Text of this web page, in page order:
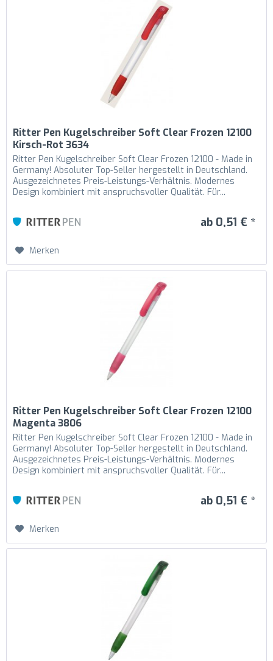
Ritter Pen Kugelschreiber Soft Clear Frozen 12100
Kirsch-Rot 3634
Ritter Pen Kugelschreiber Soft Clear Frozen 12100 - Made in
Germany! Absoluter Top-Seller hergestellt in Deutschland.
Ausgezeichnetes Preis-Leistungs-Verhältnis. Modernes
Design kombiniert mit anspruchsvoller Qualität. Für...
ab 0,51 € *
Merken
Ritter Pen Kugelschreiber Soft Clear Frozen 12100
Magenta 3806
Ritter Pen Kugelschreiber Soft Clear Frozen 12100 - Made in
Germany! Absoluter Top-Seller hergestellt in Deutschland.
Ausgezeichnetes Preis-Leistungs-Verhältnis. Modernes
Design kombiniert mit anspruchsvoller Qualität. Für...
ab 0,51 € *
Merken